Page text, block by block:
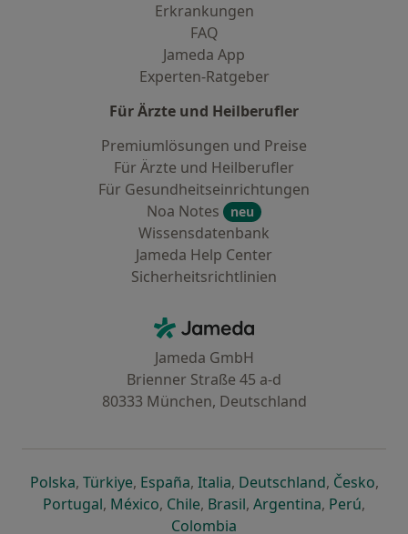
Erkrankungen
FAQ
Jameda App
Experten-Ratgeber
Für Ärzte und Heilberufler
Premiumlösungen und Preise
Für Ärzte und Heilberufler
Für Gesundheitseinrichtungen
Noa Notes
neu
Wissensdatenbank
Jameda Help Center
Sicherheitsrichtlinien
Jameda - Startseite
Jameda GmbH
Brienner Straße 45 a-d
80333 München, Deutschland
Polskaöffnet in einer neuen Registerkarte
, Türkiyeöffnet in einer neuen Registerkarte
, Españaöffnet in einer neuen
, Italiaöffnet in einer neuen
, Deutschlandöffnet in
, Česko,
Portugalöffnet in einer neuen Registerkarte
, Méxicoöffnet in einer neuen Registerkarte
, Chileöffnet in einer neuen
, Brasilöffnet in einer neuen
, Argentinaöffnet in
, Perúöffnet
,
Colombia